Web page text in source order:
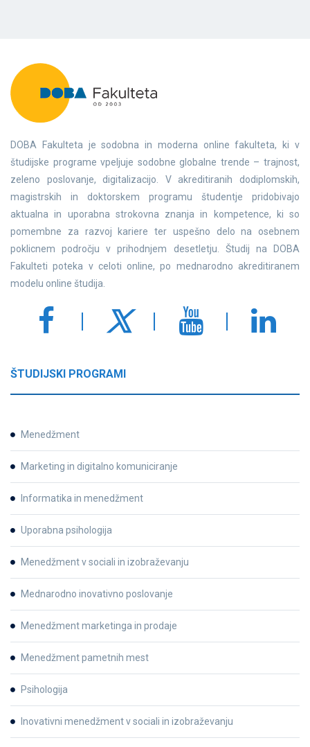
DOBA Fakulteta je sodobna in moderna online fakulteta, ki v
študijske programe vpeljuje sodobne globalne trende – trajnost,
zeleno poslovanje, digitalizacijo. V akreditiranih dodiplomskih,
magistrskih in doktorskem programu študentje pridobivajo
aktualna in uporabna strokovna znanja in kompetence, ki so
pomembne za razvoj kariere ter uspešno delo na osebnem
poklicnem področju v prihodnjem desetletju. Študij na DOBA
Fakulteti poteka v celoti online, po mednarodno akreditiranem
modelu online študija.
ŠTUDIJSKI PROGRAMI
Menedžment
Marketing in digitalno komuniciranje
Informatika in menedžment
Uporabna psihologija
Menedžment v sociali in izobraževanju
Mednarodno inovativno poslovanje
Menedžment marketinga in prodaje
Menedžment pametnih mest
Psihologija
Inovativni menedžment v sociali in izobraževanju